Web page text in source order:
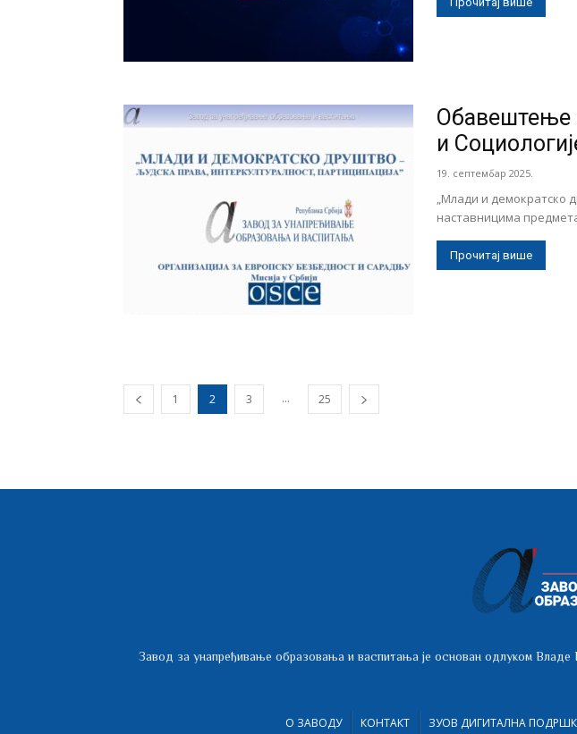
Обавештење
и
19. септембар 2025.
„Млади и демократско
наставницима
Прочитај више
1 2 3 ... 25
Завод за унапређивање образовања и васпитања је основан одлуком
О ЗАВОДУ КОНТАКТ ЗУОВ ДИГИТАЛНА